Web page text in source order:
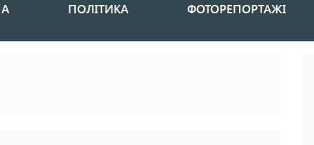
ПОЛІТИКА ФОТОРЕПОРТАЖІ